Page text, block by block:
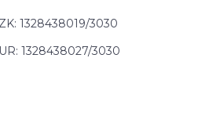
1328438019/3030
1328438027/3030